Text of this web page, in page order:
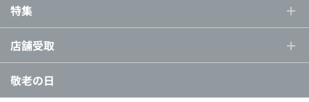
特集
店舗受取
敬老の日